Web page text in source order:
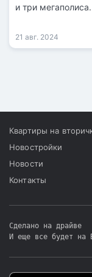
и три мегаполиса.
21 авг. 2024
Квартиры на
Новостройки
Новости
Контакты
Сделано на драйве
И еще все будет на